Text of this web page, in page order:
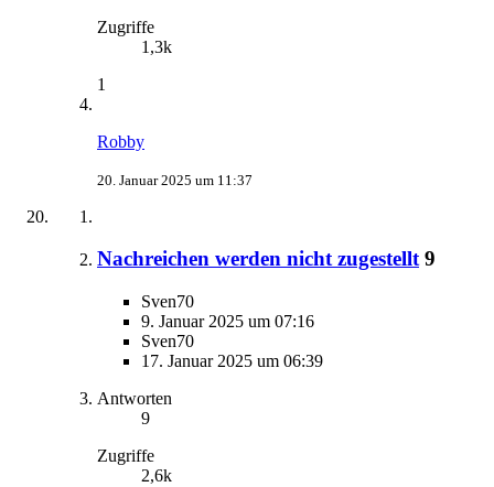
Zugriffe
1,3k
1
Robby
20. Januar 2025 um 11:37
Nachreichen werden nicht zugestellt 9
Sven70
9. Januar 2025 um 07:16
Sven70
17. Januar 2025 um 06:39
Antworten
9
Zugriffe
2,6k